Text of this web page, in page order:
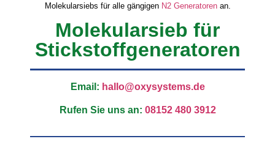
Molekularsiebs für alle gängigen N2 Generatorenan.
Molekularsieb für
Stickstoffgeneratoren
Email: hallo@oxysystems.de
Rufen Sie uns an: 08152 480 3912